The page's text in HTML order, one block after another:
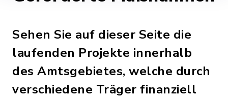
Sehen Sie auf dieser Seite die
laufenden Projekte innerhalb
des Amtsgebietes, welche durch
verschiedene Träger finanziell